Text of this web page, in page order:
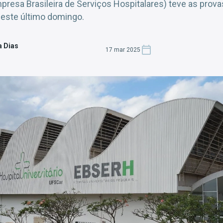
Brasileira de Serviços Hospitalares) teve as
último domingo.
Dias 17 mar 2025